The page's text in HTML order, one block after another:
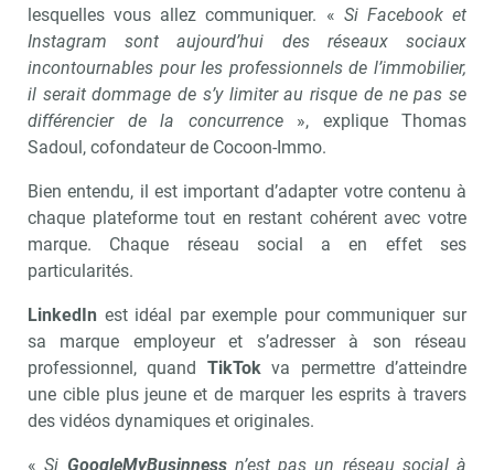
lesquelles vous allez communiquer. « Si Facebook et
Instagram sont aujourd’hui des réseaux sociaux
incontournables pour les professionnels de l’immobilier,
il serait dommage de s’y limiter au risque de ne pas se
différencier de la concurrence», explique Thomas
Sadoul, cofondateur de Cocoon-Immo.
Bien entendu, il est important d’adapter votre contenu à
chaque plateforme tout en restant cohérent avec votre
marque. Chaque réseau social a en effet ses
particularités.
LinkedIn est idéal par exemple pour communiquer sur
sa marque employeur et s’adresser à son réseau
professionnel, quand TikTokva permettre d’atteindre
une cible plus jeune et de marquer les esprits à travers
des vidéos dynamiques et originales.
«Si GoogleMyBusinnessn’est pas un réseau social à